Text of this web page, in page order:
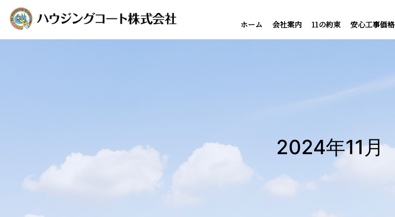
ホーム 会社案内 11の約束 安心工事価格
2024年11月